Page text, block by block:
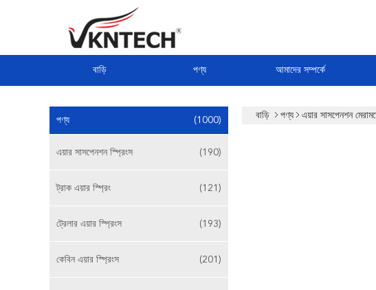
বাড়ি পণ্য আমাদের সম্পর্কে
পণ্য (1000)
এয়ার সাসপেনশন স্প্রিংস (190)
ট্রাক এয়ার স্প্রিং (121)
ট্রেলার এয়ার স্প্রিংস (193)
কেবিন এয়ার স্প্রিংস (201)
বাড়ি পণ্য এয়ার সাসপেনশন